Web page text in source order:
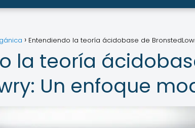
Entendiendo la teoría ácidobase de
la teoría
Un enfoque